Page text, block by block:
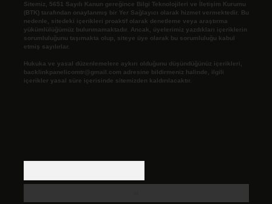
Sitemiz, 5651 Sayılı Kanun gereğince Bilgi Teknolojileri ve İletişim Kurumu
(BTK) tarafından onaylanmış bir Yer Sağlayıcı olarak hizmet vermektedir. Bu
nedenle, sitedeki içerikleri proaktif olarak denetleme veya araştırma
yükümlülüğümüz bulunmamaktadır. Ancak, üyelerimiz yazdıkları içeriklerin
sorumluluğunu taşımakta olup, siteye üye olarak bu sorumluluğu kabul
etmiş sayılırlar.
Hukuka ve yasal düzenlemelere aykırı olduğunu düşündüğünüz içerikleri,
backlinkpanelicomtr@gmail.com adresine bildirmeniz halinde, ilgili
içerikler yasal süre içerisinde sitemizden kaldırılacaktır.